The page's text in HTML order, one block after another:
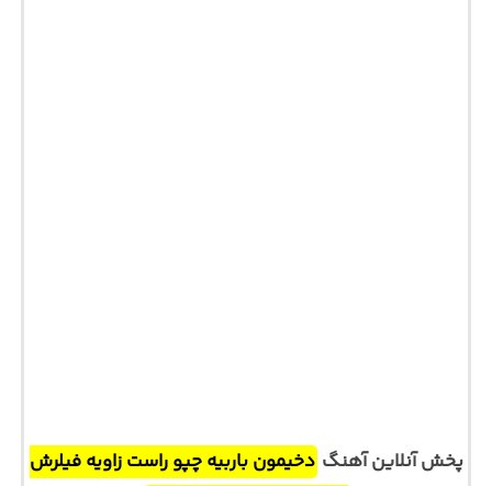
پخش آنلاین آهنگ دخیمون باربیه چپو راست زاویه فیلرش